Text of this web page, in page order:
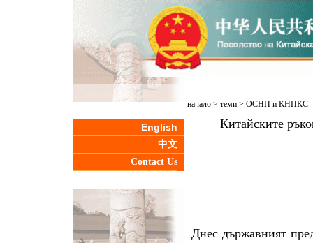
English
中文
Contact Us
начало> теми> ОСНП и КНПКС
Китайските
Днес държавният